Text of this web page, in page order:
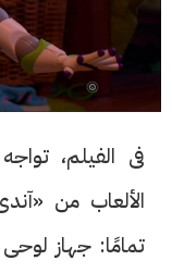
فى الفيلم،
الألعاب من
تمامًا: جهاز